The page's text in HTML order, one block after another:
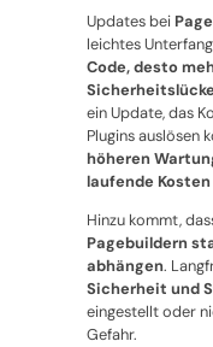
Updates bei
leichtes
Code, desto
ein Update, das
Plugins auslösen
höheren
laufende Kosten
Hinzu kommt,
Pagebuildern
abhängen.
Sicherheit und
eingestellt oder
Gefahr.